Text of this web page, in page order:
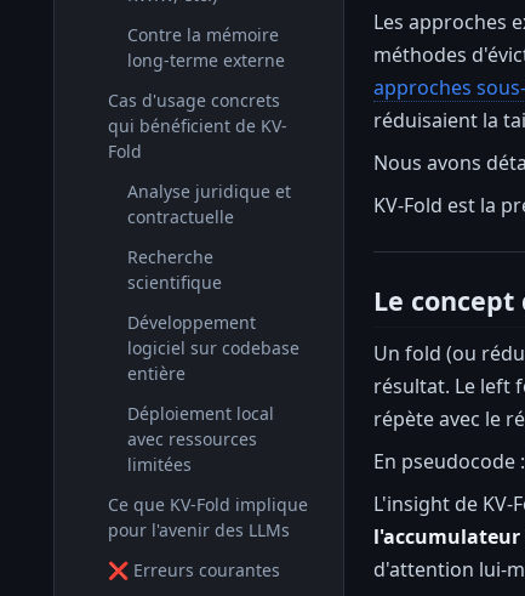
Contre la mémoire
long-terme externe
Cas d'usage concrets
qui bénéficient de KV-
Fold
Analyse juridique et
contractuelle
Recherche
scientifique
Développement
logiciel sur codebase
entière
Déploiement local
avec ressources
limitées
Ce que KV-Fold implique
pour l'avenir des LLMs
❌ Erreurs courantes
Les approches
méthodes
approches
réduisaient la
Nous avons
KV-Fold est la
Le
Un fold (ou
résultat. Le left
répète avec le
En pseudocode :
L'insight de
d'attention lui-